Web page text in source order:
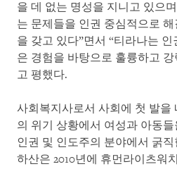
을 데 없는 명성을 지니고 있으
는 문제들을 인권 중심적으로
을 갖고 있다”면서 “티라나는
은 경험을 바탕으로 훌륭하고
고 평했다.
사회복지사로서 사회에 첫 발을
의 위기 상황에서 여성과 아동
인권 및 인도주의 분야에서 굵
하산은 2010년에 휴먼라이츠워